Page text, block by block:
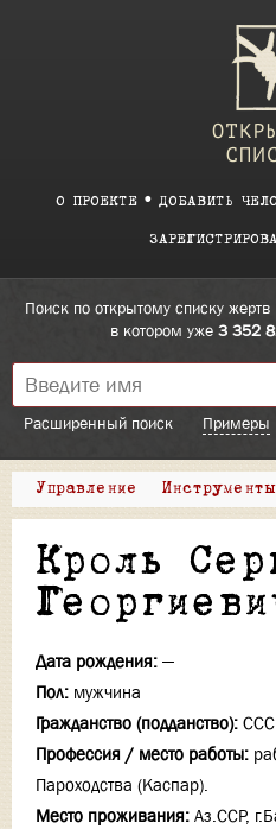
О ПРОЕКТЕ ДОБАВИТЬ
Поиск по открытому списку
в котором уже 3 352
Расширенный поиск Примеры
Управление Инструменты
Кроль
Дата рождения: —
Пол: мужчина
Гражданство (подданство):
Профессия / место работы:
Пароходства (Каспар).
Место проживания: Аз.ССР,